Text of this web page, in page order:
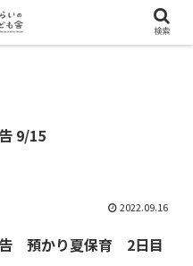
9/15
2022.09.16
預かり夏保育 2日目
検索